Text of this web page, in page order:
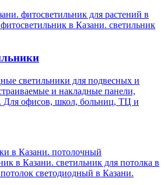
фитосветильник для растений в
в Казани. светильник
светильники для подвесных и
и накладные панели,
Для офисов, школ, больниц, ТЦ и
в Казани. потолочный
в Казани. светильник для потолка в
светодиодный в Казани.